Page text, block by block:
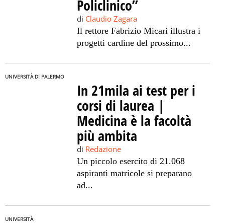
Policlinico”
di Claudio Zagara
Il rettore Fabrizio Micari illustra i
progetti cardine del prossimo...
UNIVERSITÀ DI PALERMO
In 21mila ai test per i
corsi di laurea |
Medicina è la facoltà
più ambita
di Redazione
Un piccolo esercito di 21.068
aspiranti matricole si preparano
ad...
UNIVERSITÀ